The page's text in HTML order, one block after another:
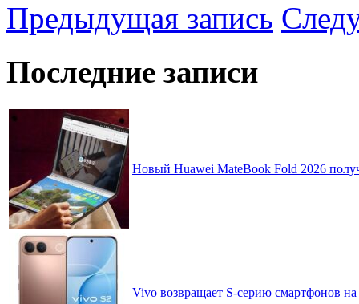
Предыдущая запись
Последние записи
Новый Huawei MateBook Fold 2026
Vivo возвращает S-серию смартфонов